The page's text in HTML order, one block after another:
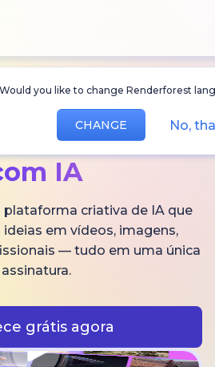
you like to change Renderforest
CHANGE No,
vídeos,
e áudios
IA
plataforma criativa de IA que
em vídeos, imagens,
— tudo em uma única
assinatura.
grátis agora